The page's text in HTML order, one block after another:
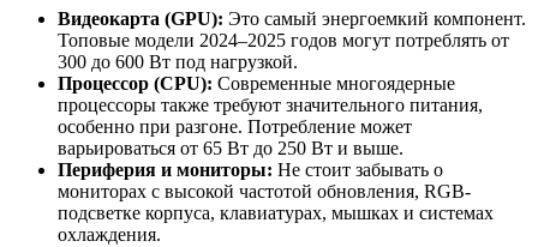
Видеокарта (GPU): Это самый энергоемкий компонент.
Топовые модели 2024–2025 годов могут потреблять от
300 до 600 Вт под нагрузкой.
Процессор (CPU): Современные многоядерные
процессоры также требуют значительного питания,
особенно при разгоне. Потребление может
варьироваться от 65 Вт до 250 Вт и выше.
Периферия и мониторы: Не стоит забывать о
мониторах с высокой частотой обновления, RGB-
подсветке корпуса, клавиатурах, мышках и системах
охлаждения.